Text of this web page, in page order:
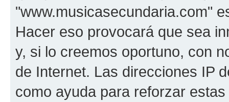
"www.musicasecundaria.com"
Hacer eso provocará que sea
y, si lo creemos oportuno, con
de Internet. Las direcciones IP
como ayuda para reforzar